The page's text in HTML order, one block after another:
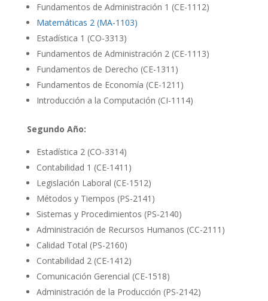
Fundamentos de Administración 1 (CE-1112)
Matemáticas 2 (MA-1103)
Estadística 1 (CO-3313)
Fundamentos de Administración 2 (CE-1113)
Fundamentos de Derecho (CE-1311)
Fundamentos de Economía (CE-1211)
Introducción a la Computación (CI-1114)
Segundo Año:
Estadística 2 (CO-3314)
Contabilidad 1 (CE-1411)
Legislación Laboral (CE-1512)
Métodos y Tiempos (PS-2141)
Sistemas y Procedimientos (PS-2140)
Administración de Recursos Humanos (CC-2111)
Calidad Total (PS-2160)
Contabilidad 2 (CE-1412)
Comunicación Gerencial (CE-1518)
Administración de la Producción (PS-2142)